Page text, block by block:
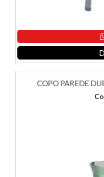
COPO PAREDE